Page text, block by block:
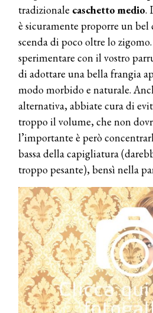
tradizionale caschetto medio.
è sicuramente proporre un bel
scenda di poco oltre lo
sperimentare con il vostro
di adottare una bella frangia
modo morbido e naturale.
alternativa, abbiate cura di
troppo il volume, che non
l’importante è però
bassa della capigliatura
troppo pesante), bensì nella
COSMOPROF WORLDWIDE
Cosmprof Worldwide
presenta THE BEAUTY &
WELLNESS CONGRESS
TEMI
DYSON
Dyson presenta la nuova
pervinca e rosé per Natale
COTRIL
Continua la carrellata di look
TONI&GUY
A Natale regala una doppia
TONI&GUY “Feel Good
TONI&GUY
LABEL.M lancia la sua
eco-sostenibile linea di
professionali